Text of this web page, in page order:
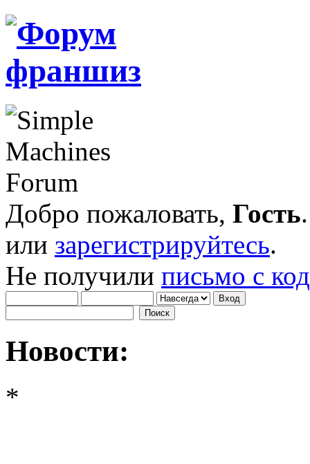
Добро пожаловать, Гость
или зарегистрируйтесь.
Не получили письмо с
Новости:
*